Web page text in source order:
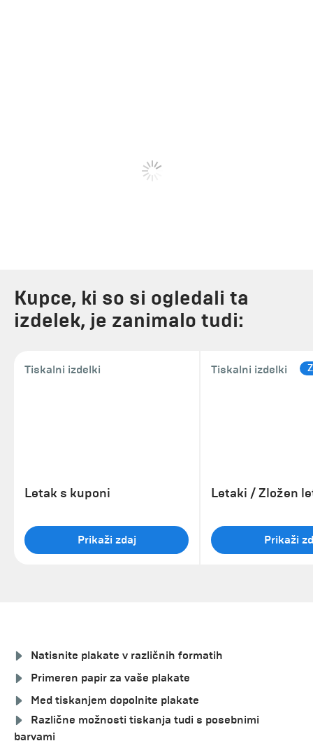
Kupce, ki so si ogledali ta
izdelek, je zanimalo tudi:
Tiskalni izdelki
Letak s kuponi
Prikaži zdaj
Tiskalni izdelki
Letaki / Zložen
Prikaži
Natisnite plakate v različnih formatih
Primeren papir za vaše plakate
Med tiskanjem dopolnite plakate
Različne možnosti tiskanja tudi s posebnimi
barvami